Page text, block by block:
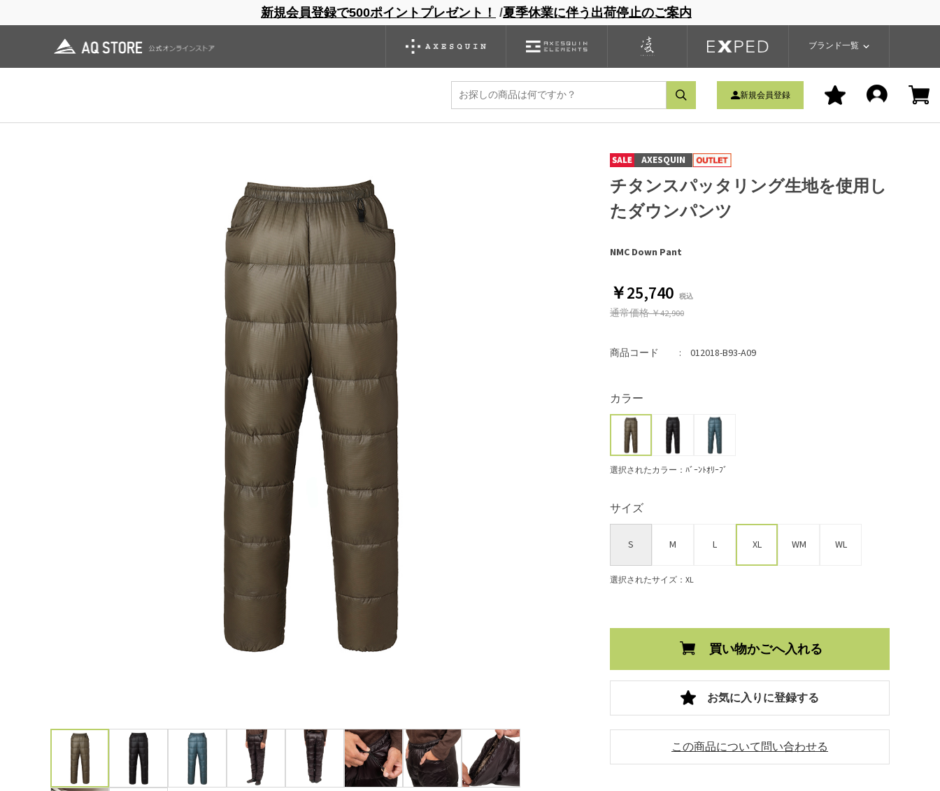
新規会員登録で500ポイントプレゼント！ /夏季休業に伴う出荷停止のご案内
ブランド一覧
ブランドサイト 商品一覧 ブランドサイト 商品一覧
新規会員登録
スリーピングマット バックパック グローブ シノギング アウトレット
AXESQUIN
チタンスパッタリング生地を使用し
たダウンパンツ
NMC Down Pant
￥25,740
通常価格￥42,900
商品コード 012018-B93-A09
カラー
選択されたカラー：ﾊﾞｰﾝﾄｵﾘｰﾌﾞ
サイズ
S M L XL WM WL
選択されたサイズ：XL
買い物かごへ入れる
この商品について問い合わせる
お気に入りに登録する